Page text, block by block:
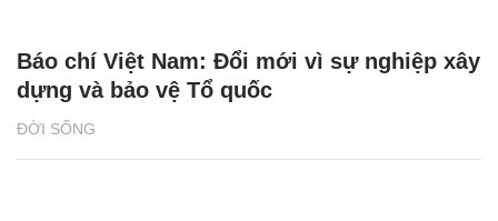
ĐỜI SỐNG
Báo chí Việt Nam: Đổi mới vì sự nghiệp xây
dựng và bảo vệ Tổ quốc